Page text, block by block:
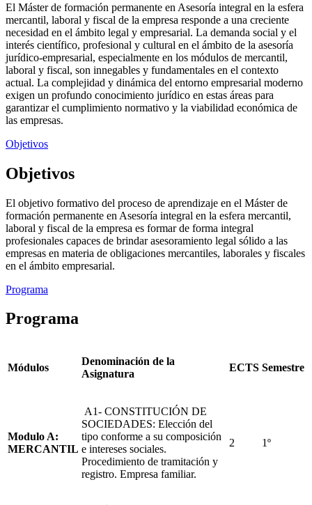
El Máster de formación permanente en Asesoría integral en la esfera
mercantil, laboral y fiscal de la empresa responde a una creciente
necesidad en el ámbito legal y empresarial. La demanda social y el
interés científico, profesional y cultural en el ámbito de la asesoría
jurídico-empresarial, especialmente en los módulos de mercantil,
laboral y fiscal, son innegables y fundamentales en el contexto
actual. La complejidad y dinámica del entorno empresarial moderno
exigen un profundo conocimiento jurídico en estas áreas para
garantizar el cumplimiento normativo y la viabilidad económica de
las empresas.
Objetivos
Objetivos
El objetivo formativo del proceso de aprendizaje en el Máster de
formación permanente en Asesoría integral en la esfera mercantil,
laboral y fiscal de la empresa es formar de forma integral
profesionales capaces de brindar asesoramiento legal sólido a las
empresas en materia de obligaciones mercantiles, laborales y fiscales
en el ámbito empresarial.
Programa
Programa
Módulos
Denominación de la
Asignatura
ECTS Semestre
Modulo A:
MERCANTIL
A1- CONSTITUCIÓN DE
SOCIEDADES: Elección del
tipo conforme a su composición
e intereses sociales.
Procedimiento de tramitación y
registro. Empresa familiar.
2 1º